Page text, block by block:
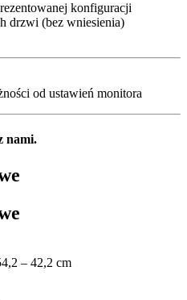
konfiguracji
drzwi (bez wniesienia)
od ustawień monitora
nami.
– 42,2 cm